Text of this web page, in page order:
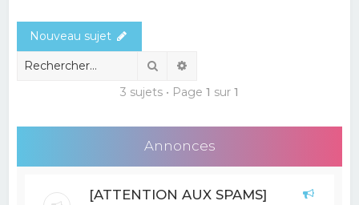
r
Nouveau sujet
Rechercher
3 sujets • Page 1 sur 1
Annonces
[ATTENTION AUX SPAMS]